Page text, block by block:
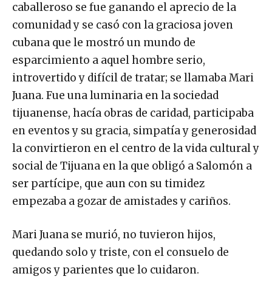
caballeroso se fue ganando el aprecio de la
comunidad y se casó con la graciosa joven
cubana que le mostró un mundo de
esparcimiento a aquel hombre serio,
introvertido y difícil de tratar; se llamaba Mari
Juana. Fue una luminaria en la sociedad
tijuanense, hacía obras de caridad, participaba
en eventos y su gracia, simpatía y generosidad
la convirtieron en el centro de la vida cultural y
social de Tijuana en la que obligó a Salomón a
ser partícipe, que aun con su timidez
empezaba a gozar de amistades y cariños.
Mari Juana se murió, no tuvieron hijos,
quedando solo y triste, con el consuelo de
amigos y parientes que lo cuidaron.